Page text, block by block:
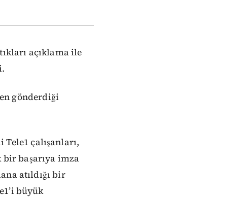
açıklama ile
gönderdiği
çalışanları,
başarıya imza
atıldığı bir
büyük